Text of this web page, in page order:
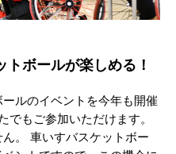
ボールが楽しめる！
ルのイベントを今年も開催
でもご参加いただけます。
。 車いすバスケットボー